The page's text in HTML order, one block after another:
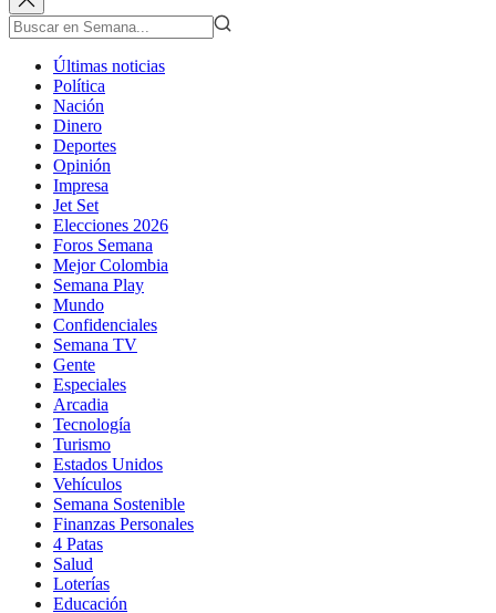
Últimas noticias
Política
Nación
Dinero
Deportes
Opinión
Impresa
Jet Set
Elecciones 2026
Foros Semana
Mejor Colombia
Semana Play
Mundo
Confidenciales
Semana TV
Gente
Especiales
Arcadia
Tecnología
Turismo
Estados Unidos
Vehículos
Semana Sostenible
Finanzas Personales
4 Patas
Salud
Loterías
Educación